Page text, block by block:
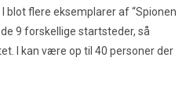
blot flere eksemplarer af “Spionen
9 forskellige startsteder, så
I kan være op til 40 personer der